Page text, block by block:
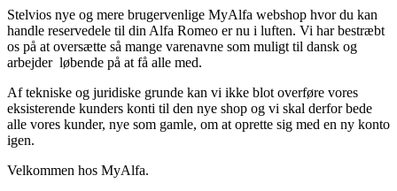
Stelvios nye og mere brugervenlige MyAlfa webshop hvor du kan
handle reservedele til din Alfa Romeo er nu i luften. Vi har bestræbt
os på at oversætte så mange varenavne som muligt til dansk og
arbejder løbende på at få alle med.
Af tekniske og juridiske grunde kan vi ikke blot overføre vores
eksisterende kunders konti til den nye shop og vi skal derfor bede
alle vores kunder, nye som gamle, om at oprette sig med en ny konto
igen.
Velkommen hos MyAlfa.